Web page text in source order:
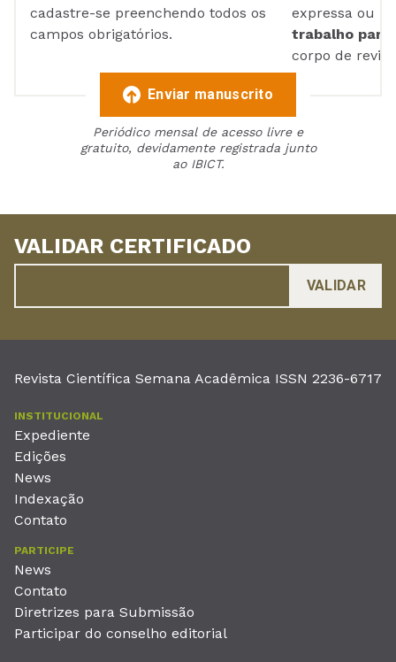
cadastre-se preenchendo todos os
campos obrigatórios.
expressa ou
trabalho para
corpo de
Enviar manuscrito
Periódico mensal de acesso livre e
gratuito, devidamente registrada junto
ao IBICT.
VALIDAR CERTIFICADO
Revista Científica Semana Acadêmica ISSN 2236-6717
INSTITUCIONAL
Expediente
Edições
News
Indexação
Contato
PARTICIPE
News
Contato
Diretrizes para Submissão
Participar do conselho editorial